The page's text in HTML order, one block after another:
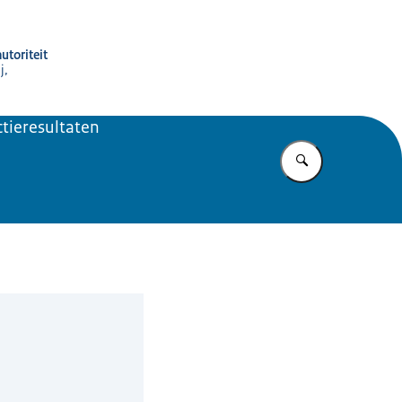
Vul in wat u